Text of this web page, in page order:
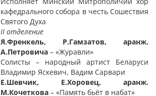
кафедрального собора в честь Сошествия
Святого Духа
II отделение
Я.Френкель,
Р.Гамзатов, аранж.
А.Петровича – «Журавли»
Солисты – народный артист Беларуси
Владимир Яскевич, Вадим Сарвари
Е.Шевчик, Е.Хоровец, аранж.
М.Кочеткова – «Память бьёт в набат»